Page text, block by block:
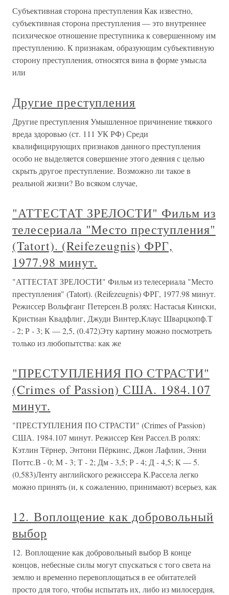
Субъективная сторона преступления Как известно,
субъективная сторона преступления — это внутреннее
психическое отношение преступника к совершенному им
преступлению. К признакам, образующим субъективную
сторону преступления, относятся вина в форме умысла
или
Другие преступления
Другие преступления Умышленное причинение тяжкого
вреда здоровью (ст. 111 УК РФ) Среди
квалифицирующих признаков данного преступления
особо не выделяется совершение этого деяния с целью
скрыть другое преступление. Возможно ли такое в
реальной жизни? Во всяком случае,
"АТТЕСТАТ ЗРЕЛОСТИ" Фильм из
телесериала "Место преступления"
(Tatort). (Reifezeugnis) ФРГ,
1977.98 минут.
"АТТЕСТАТ ЗРЕЛОСТИ" Фильм из телесериала "Место
преступления" (Tatort). (Reifezeugnis) ФРГ, 1977.98 минут.
Режиссер Вольфганг Петерсен.В ролях: Настасья Кински,
Кристиан Квадфлиг, Джуди Винтер,Клаус Шварцкопф.Т
- 2; Р - 3; К — 2,5, (0.472)Эту картину можно посмотреть
только из любопытства: как же
"ПРЕСТУПЛЕНИЯ ПО СТРАСТИ"
(Crimes of Passion) США. 1984.107
минут.
"ПРЕСТУПЛЕНИЯ ПО СТРАСТИ" (Crimes of Passion)
США. 1984.107 минут. Режиссер Кен Рассел.В ролях:
Кэтлин Тёрнер, Энтони Пёркинс, Джон Лафлин, Энни
Поттс.В - 0; М - 3; Т - 2; Дм - 3,5; Р - 4; Д - 4,5; К — 5.
(0,583)Ленту английского режиссера К.Рассела легко
можно принять (и, к сожалению, принимают) всерьез, как
12. Воплощение как добровольный
выбор
12. Воплощение как добровольный выбор В конце
концов, небесные силы могут спускаться с того света на
землю и временно перевоплощаться в ее обитателей
просто для того, чтобы испытать их, либо из милосердия,